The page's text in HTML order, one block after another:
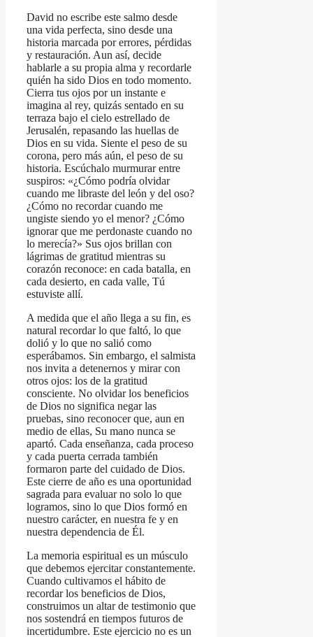
David no escribe este salmo desde
una vida perfecta, sino desde una
historia marcada por errores, pérdidas
y restauración. Aun así, decide
hablarle a su propia alma y recordarle
quién ha sido Dios en todo momento.
Cierra tus ojos por un instante e
imagina al rey, quizás sentado en su
terraza bajo el cielo estrellado de
Jerusalén, repasando las huellas de
Dios en su vida. Siente el peso de su
corona, pero más aún, el peso de su
historia. Escúchalo murmurar entre
suspiros: «¿Cómo podría olvidar
cuando me libraste del león y del oso?
¿Cómo no recordar cuando me
ungiste siendo yo el menor? ¿Cómo
ignorar que me perdonaste cuando no
lo merecía?» Sus ojos brillan con
lágrimas de gratitud mientras su
corazón reconoce: en cada batalla, en
cada desierto, en cada valle, Tú
estuviste allí.
A medida que el año llega a su fin, es
natural recordar lo que faltó, lo que
dolió y lo que no salió como
esperábamos. Sin embargo, el salmista
nos invita a detenernos y mirar con
otros ojos: los de la gratitud
consciente. No olvidar los beneficios
de Dios no significa negar las
pruebas, sino reconocer que, aun en
medio de ellas, Su mano nunca se
apartó. Cada enseñanza, cada proceso
y cada puerta cerrada también
formaron parte del cuidado de Dios.
Este cierre de año es una oportunidad
sagrada para evaluar no solo lo que
logramos, sino lo que Dios formó en
nuestro carácter, en nuestra fe y en
nuestra dependencia de Él.
La memoria espiritual es un músculo
que debemos ejercitar constantemente.
Cuando cultivamos el hábito de
recordar los beneficios de Dios,
construimos un altar de testimonio que
nos sostendrá en tiempos futuros de
incertidumbre. Este ejercicio no es un